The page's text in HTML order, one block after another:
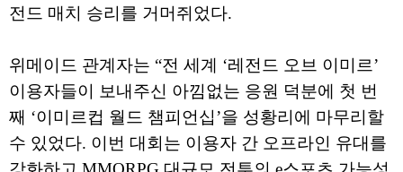
전드 매치 승리를 거머쥐었다.
위메이드 관계자는 “전 세계 ‘레전드 오브 이미르’
이용자들이 보내주신 아낌없는 응원 덕분에 첫 번
째 ‘이미르컵 월드 챔피언십’을 성황리에 마무리할
수 있었다. 이번 대회는 이용자 간 오프라인 유대를